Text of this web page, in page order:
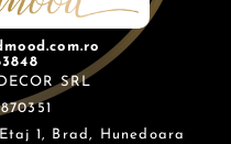
SRL
1, Brad, Hunedoara